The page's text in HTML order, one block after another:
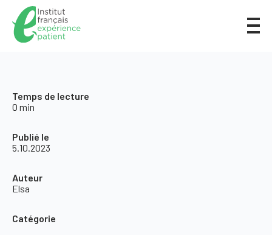
Temps de lecture
0 min
Publié le
5.10.2023
Auteur
Elsa
Catégorie